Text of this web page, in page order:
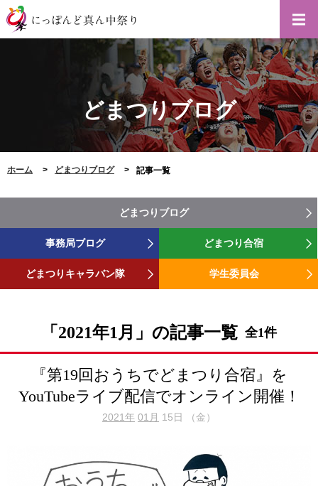
どまつりブログ
ホーム どまつりブログ 記事一覧
どまつりブログ
事務局ブログ どまつり合宿
どまつりキャラバン隊 学生委員会
「2021年1月」の記事一覧 全1件
『第19回おうちでどまつり合宿』を
YouTubeライブ配信でオンライン開催！
2021年 01月 15日 （金）